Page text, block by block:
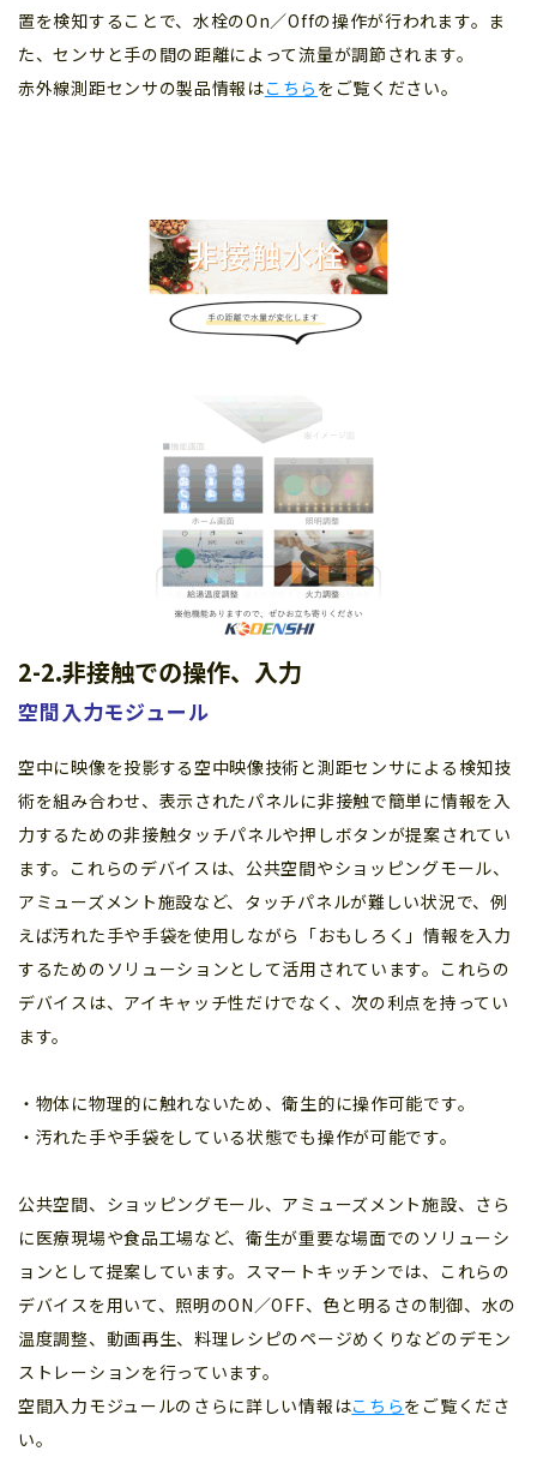
置を検知することで、水栓のOn／Offの操作が行われます。ま
た、センサと手の間の距離によって流量が調節されます。
赤外線測距センサの製品情報はこちら をご覧ください。
2-2.非接触での操作、入力
空間入力モジュール
空中に映像を投影する空中映像技術と測距センサによる検知技
術を組み合わせ、表示されたパネルに非接触で簡単に情報を入
力するための非接触タッチパネルや押しボタンが提案されてい
ます。これらのデバイスは、公共空間やショッピングモール、
アミューズメント施設など、タッチパネルが難しい状況で、例
えば汚れた手や手袋を使用しながら「おもしろく」情報を入力
するためのソリューションとして活用されています。これらの
デバイスは、アイキャッチ性だけでなく、次の利点を持ってい
ます。
・物体に物理的に触れないため、衛生的に操作可能です。
・汚れた手や手袋をしている状態でも操作が可能です。
公共空間、ショッピングモール、アミューズメント施設、さら
に医療現場や食品工場など、衛生が重要な場面でのソリューシ
ョンとして提案しています。スマートキッチンでは、これらの
デバイスを用いて、照明のON／OFF、色と明るさの制御、水の
温度調整、動画再生、料理レシピのページめくりなどのデモン
ストレーションを行っています。
空間入力モジュールのさらに詳しい情報はこちらをご覧くださ
い。